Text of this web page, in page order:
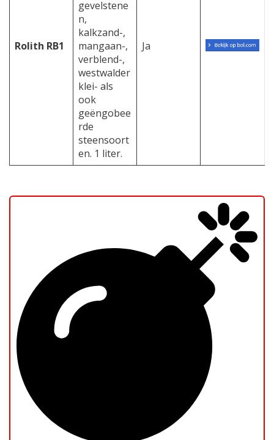
Rolith RB1
gevelstene
n,
kalkzand-,
mangaan-,
verblend-,
westwalder
klei- als
ook
geëngobee
rde
steensoort
en. 1 liter.
Ja